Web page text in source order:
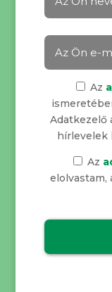
Az
Adatkezelő
hírlevelek
Az
elolvastam,